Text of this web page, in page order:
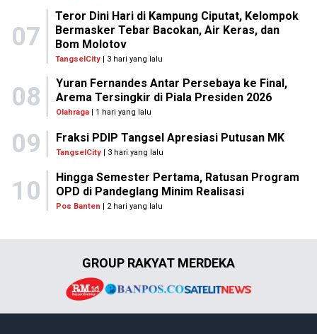
07
Teror Dini Hari di Kampung Ciputat, Kelompok
Bermasker Tebar Bacokan, Air Keras, dan
Bom Molotov
TangselCity | 3 hari yang lalu
08
Yuran Fernandes Antar Persebaya ke Final,
Arema Tersingkir di Piala Presiden 2026
Olahraga| 1 hari yang lalu
09 Fraksi PDIP Tangsel Apresiasi Putusan MK
TangselCity | 3 hari yang lalu
10
Hingga Semester Pertama, Ratusan Program
OPD di Pandeglang Minim Realisasi
Pos Banten | 2 hari yang lalu
GROUP RAKYAT MERDEKA